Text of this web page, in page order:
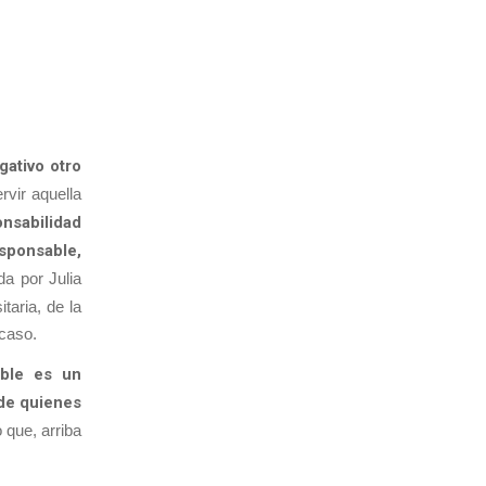
otro
aquella
por Julia
de la
es un
quienes
que, arriba